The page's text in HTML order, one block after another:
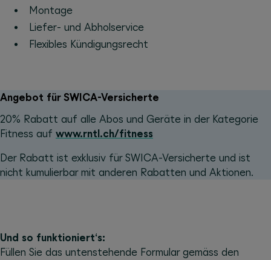
Montage
Liefer- und Abholservice
Flexibles Kündigungsrecht
Angebot für SWICA-Versicherte
20% Rabatt auf alle Abos und Geräte in der Kategorie
Fitness auf www.rntl.ch/fitness
Der Rabatt ist exklusiv für SWICA-Versicherte und ist
nicht kumulierbar mit anderen Rabatten und Aktionen.
Und so funktioniert‘s:
Füllen Sie das untenstehende Formular gemäss den